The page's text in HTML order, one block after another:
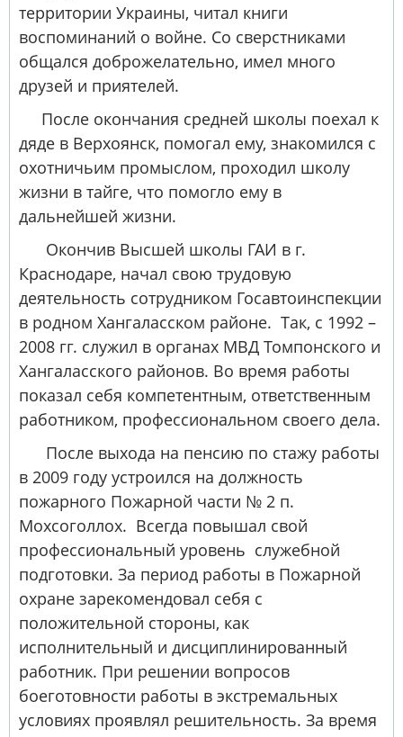
территории Украины, читал книги
воспоминаний о войне. Со сверстниками
общался доброжелательно, имел много
друзей и приятелей.
После окончания средней школы поехал к
дяде в Верхоянск, помогал ему, знакомился с
охотничьим промыслом, проходил школу
жизни в тайге, что помогло ему в
дальнейшей жизни.
Окончив Высшей школы ГАИ в г.
Краснодаре, начал свою трудовую
деятельность сотрудником Госавтоинспекции
в родном Хангаласском районе. Так, с 1992 –
2008 гг. служил в органах МВД Томпонского и
Хангаласского районов. Во время работы
показал себя компетентным, ответственным
работником, профессиональном своего дела.
После выхода на пенсию по стажу работы
в 2009 году устроился на должность
пожарного Пожарной части № 2 п.
Мохсоголлох. Всегда повышал свой
профессиональный уровень служебной
подготовки. За период работы в Пожарной
охране зарекомендовал себя с
положительной стороны, как
исполнительный и дисциплинированный
работник. При решении вопросов
боеготовности работы в экстремальных
условиях проявлял решительность. За время